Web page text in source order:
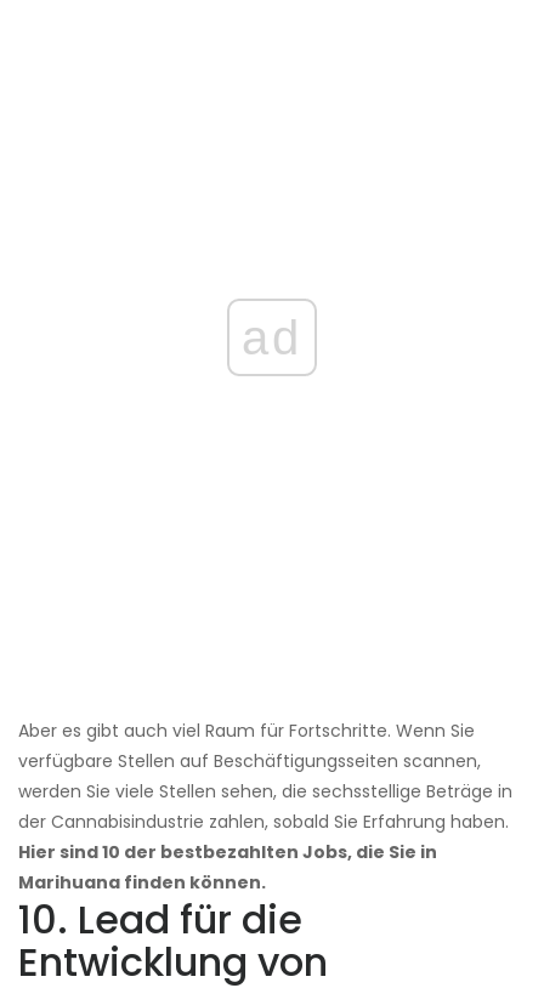
ad
Aber es gibt auch viel Raum für Fortschritte. Wenn Sie
verfügbare Stellen auf Beschäftigungsseiten scannen,
werden Sie viele Stellen sehen, die sechsstellige Beträge in
der Cannabisindustrie zahlen, sobald Sie Erfahrung haben.
Hier sind 10 der bestbezahlten Jobs, die Sie in
Marihuana finden können.
10. Lead für die
Entwicklung von